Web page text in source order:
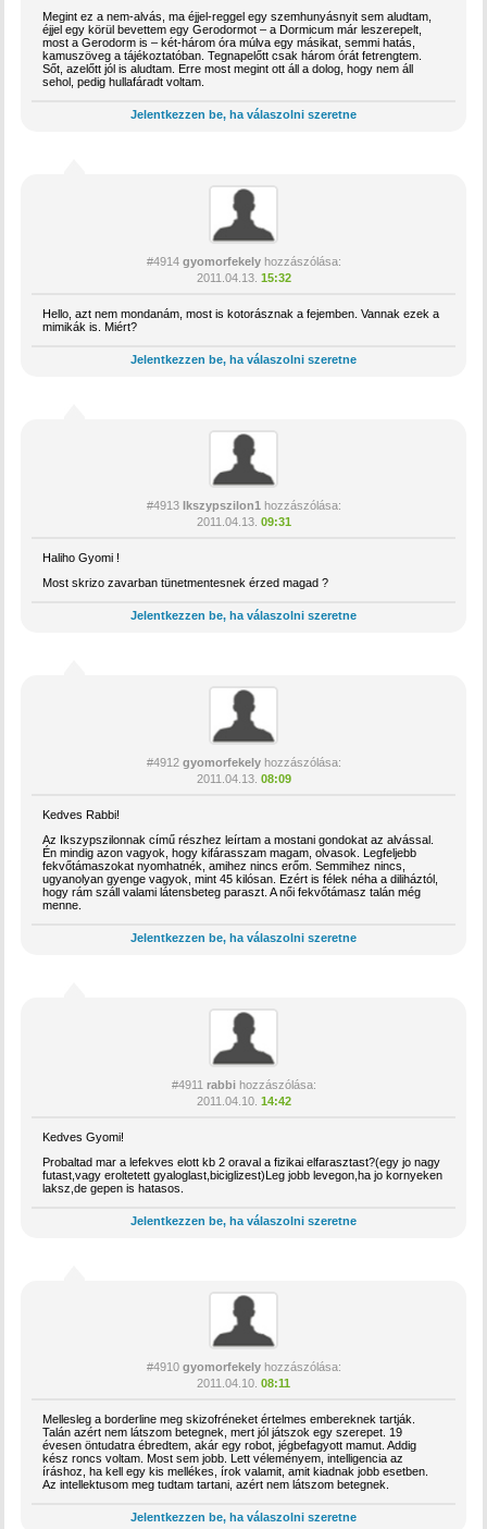
Megint ez a nem-alvás, ma éjjel-reggel egy szemhunyásnyit sem aludtam,
éjjel egy körül bevettem egy Gerodormot – a Dormicum már leszerepelt,
most a Gerodorm is – két-három óra múlva egy másikat, semmi hatás,
kamuszöveg a tájékoztatóban. Tegnapelőtt csak három órát fetrengtem.
Sőt, azelőtt jól is aludtam. Erre most megint ott áll a dolog, hogy nem áll
sehol, pedig hullafáradt voltam.
Jelentkezzen be, ha válaszolni szeretne
#4914 gyomorfekelyhozzászólása:
2011.04.13. 15:32
Hello, azt nem mondanám, most is kotorásznak a fejemben. Vannak ezek a
mimikák is. Miért?
Jelentkezzen be, ha válaszolni szeretne
#4913 Ikszypszilon1
hozzászólása:
2011.04.13. 09:31
Haliho Gyomi !
Most skrizo zavarban tünetmentesnek érzed magad ?
Jelentkezzen be, ha válaszolni szeretne
#4912 gyomorfekelyhozzászólása:
2011.04.13. 08:09
Kedves Rabbi!
Az Ikszypszilonnak című részhez leírtam a mostani gondokat az alvással.
Én mindig azon vagyok, hogy kifárasszam magam, olvasok. Legfeljebb
fekvőtámaszokat nyomhatnék, amihez nincs erőm. Semmihez nincs,
ugyanolyan gyenge vagyok, mint 45 kilósan. Ezért is félek néha a diliháztól,
hogy rám száll valami látensbeteg paraszt. A női fekvőtámasz talán még
menne.
Jelentkezzen be, ha válaszolni szeretne
#4911 rabbihozzászólása:
2011.04.10. 14:42
Kedves Gyomi!
Probaltad mar a lefekves elott kb 2 oraval a fizikai elfarasztast?(egy jo nagy
futast,vagy eroltetett gyaloglast,biciglizest)Leg jobb levegon,ha jo kornyeken
laksz,de gepen is hatasos.
Jelentkezzen be, ha válaszolni szeretne
#4910 gyomorfekelyhozzászólása:
2011.04.10. 08:11
Mellesleg a borderline meg skizofréneket értelmes embereknek tartják.
Talán azért nem látszom betegnek, mert jól játszok egy szerepet. 19
évesen öntudatra ébredtem, akár egy robot, jégbefagyott mamut. Addig
kész roncs voltam. Most sem jobb. Lett véleményem, intelligencia az
íráshoz, ha kell egy kis mellékes, írok valamit, amit kiadnak jobb esetben.
Az intellektusom meg tudtam tartani, azért nem látszom betegnek.
Jelentkezzen be, ha válaszolni szeretne